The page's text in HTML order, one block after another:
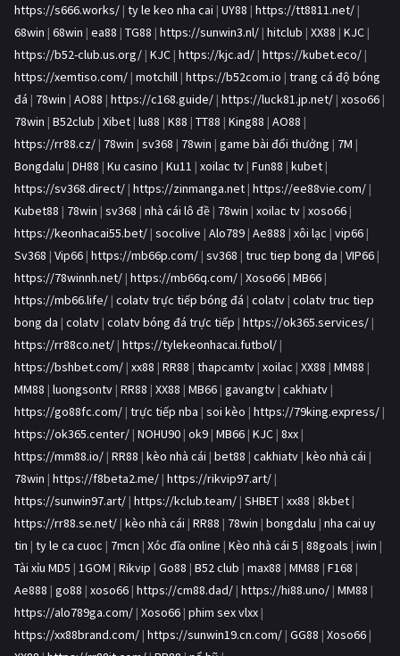
https://s666.works/ | ty le keo nha cai | UY88 | https://tt8811.net/ |
68win | 68win | ea88 | TG88 | https://sunwin3.nl/ | hitclub | XX88 | KJC |
https://b52-club.us.org/ | KJC | https://kjc.ad/ | https://kubet.eco/ |
https://xemtiso.com/ | motchill | https://b52com.io | trang cá độ bóng
đá | 78win | AO88 | https://c168.guide/ | https://luck81.jp.net/ | xoso66 |
78win | B52club | Xibet | lu88 | K88 | TT88 | King88 | AO88 |
https://rr88.cz/ | 78win | sv368 | 78win | game bài đổi thưởng | 7M |
Bongdalu | DH88 | Ku casino | Ku11 | xoilac tv | Fun88 | kubet |
https://sv368.direct/ | https://zinmanga.net | https://ee88vie.com/ |
Kubet88 | 78win | sv368 | nhà cái lô đề | 78win | xoilac tv | xoso66 |
https://keonhacai55.bet/ | socolive | Alo789 | Ae888 | xôi lạc | vip66 |
Sv368 | Vip66 | https://mb66p.com/ | sv368 | truc tiep bong da | VIP66 |
https://78winnh.net/ | https://mb66q.com/ | Xoso66 | MB66 |
https://mb66.life/ | colatv trực tiếp bóng đá | colatv | colatv truc tiep
bong da | colatv | colatv bóng đá trực tiếp | https://ok365.services/ |
https://rr88co.net/ | https://tylekeonhacai.futbol/ |
https://bshbet.com/ | xx88 | RR88 | thapcamtv | xoilac | XX88 | MM88 |
MM88 | luongsontv | RR88 | XX88 | MB66 | gavangtv | cakhiatv |
https://go88fc.com/ | trực tiếp nba | soi kèo | https://79king.express/ |
https://ok365.center/ | NOHU90 | ok9 | MB66 | KJC | 8xx |
https://mm88.io/ | RR88 | kèo nhà cái | bet88 | cakhiatv | kèo nhà cái |
78win | https://f8beta2.me/ | https://rikvip97.art/ |
https://sunwin97.art/ | https://kclub.team/ | SHBET | xx88 | 8kbet |
https://rr88.se.net/ | kèo nhà cái | RR88 | 78win | bongdalu | nha cai uy
tin | ty le ca cuoc | 7mcn | Xóc đĩa online | Kèo nhà cái 5 | 88goals | iwin |
Tài xỉu MD5 | 1GOM | Rikvip | Go88 | B52 club | max88 | MM88 | F168 |
Ae888 | go88 | xoso66 | https://cm88.dad/ | https://hi88.uno/ | MM88 |
https://alo789ga.com/ | Xoso66 | phim sex vlxx |
https://xx88brand.com/ | https://sunwin19.cn.com/ | GG88 | Xoso66 |